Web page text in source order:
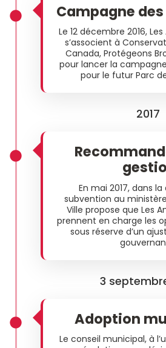
Campagne
Le 12 décembre 2016,
s’associent à
Canada, Protégeons
pour lancer la
pour le futur Parc
2017
En mai 2017, dans
subvention au
Ville propose que Les
prennent en charge les
sous réserve d’un
3
Adoption
Le conseil municipal, à